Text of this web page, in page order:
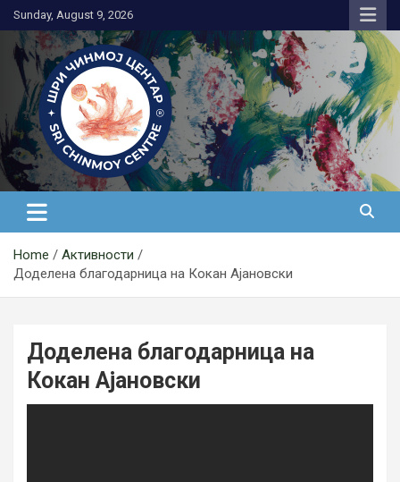
Skip
to
content
Sunday, August 9, 2026
Медитација
Home
Активности
Доделена благодарница на Кокан Ајановски
Доделена благодарница на
Кокан Ајановски